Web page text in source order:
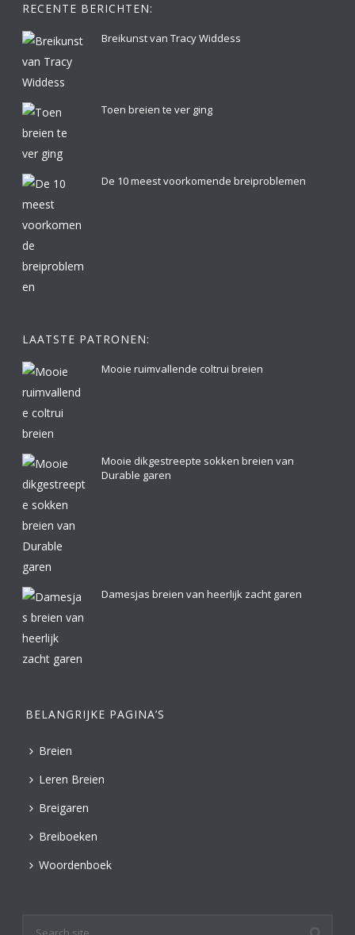
RECENTE BERICHTEN:
Breikunst van Tracy Widdess
Toen breien te ver ging
De 10 meest voorkomende breiproblemen
LAATSTE PATRONEN:
Mooie ruimvallende coltrui breien
Mooie dikgestreepte sokken breien van
Durable garen
Damesjas breien van heerlijk zacht garen
BELANGRIJKE PAGINA’S
Breien
Leren Breien
Breigaren
Breiboeken
Woordenboek